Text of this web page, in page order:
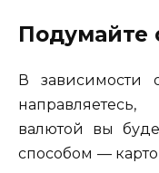
Подумайте
В зависимости
валютой вы
способом —